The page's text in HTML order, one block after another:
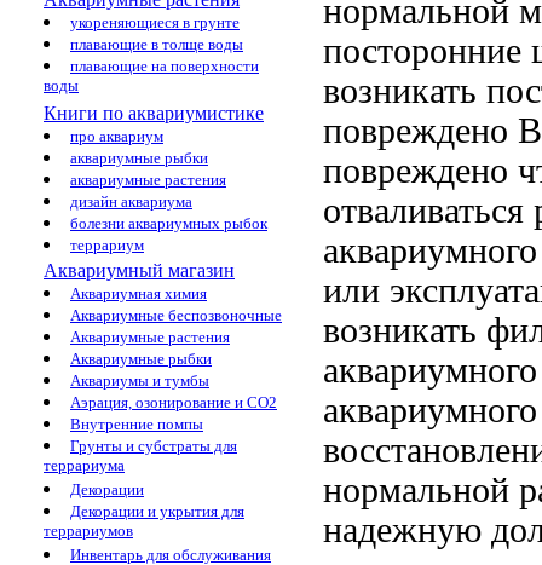
укореняющиеся в грунте
плавающие в толще воды
плавающие на поверхности
воды
Книги по аквариумистике
про аквариум
аквариумные рыбки
аквариумные растения
дизайн аквариума
болезни аквариумных рыбок
террариум
Аквариумный магазин
Аквариумная химия
Аквариумные беспозвоночные
Аквариумные растения
Аквариумные рыбки
Аквариумы и тумбы
Аэрация, озонирование и CO2
Внутренние помпы
Грунты и субстраты для
террариума
Декорации
Декорации и укрытия для
террариумов
Инвентарь для обслуживания
нормальной
возникать
повреждено
повреждено
отваливаться
или
возникать
нормальной
надежную